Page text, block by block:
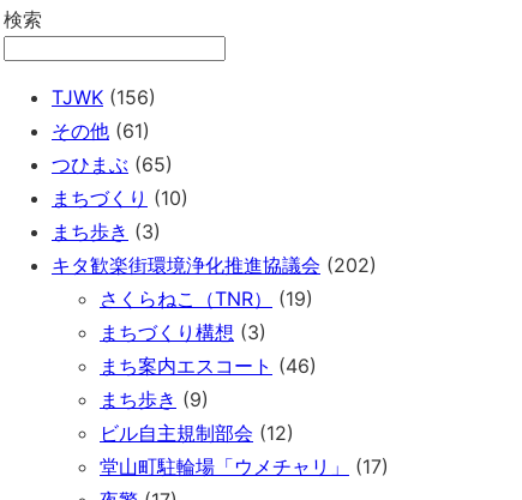
検索
TJWK (156)
その他 (61)
つひまぶ (65)
まちづくり (10)
まち歩き (3)
キタ歓楽街環境浄化推進協議会 (202)
さくらねこ（TNR）
(19)
まちづくり構想 (3)
まち案内エスコート (46)
まち歩き (9)
ビル自主規制部会 (12)
堂山町駐輪場「ウメチャリ」
(17)